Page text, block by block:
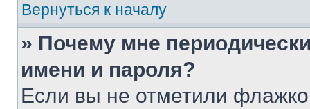
Вернуться к началу
» Почему мне
имени и пароля?
Если вы не отметили